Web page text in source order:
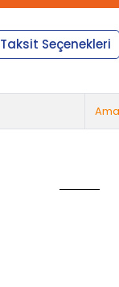
Taksit Seçenekleri